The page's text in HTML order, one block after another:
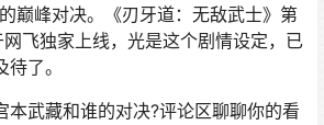
巅峰对决。《刃牙道：无敌武士》第
飞独家上线，光是这个剧情设定，已
了。
武藏和谁的对决?评论区聊聊你的看